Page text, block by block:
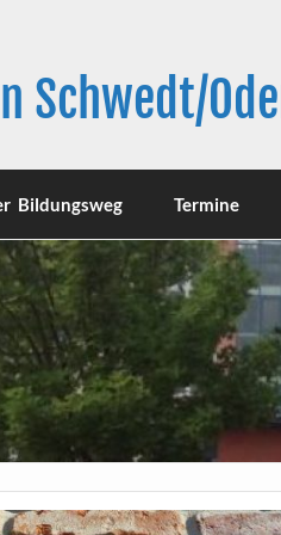
Schwedt/
Bildungsweg Termine